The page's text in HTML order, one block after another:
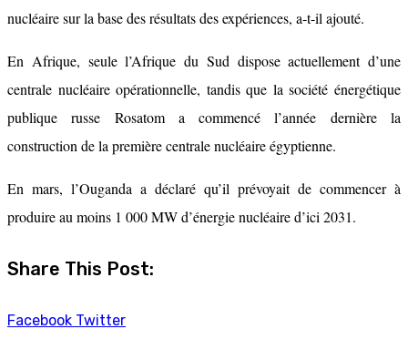
nucléaire sur la base des résultats des expériences, a-t-il ajouté.
En Afrique, seule l’Afrique du Sud dispose actuellement d’une
centrale nucléaire opérationnelle, tandis que la société énergétique
publique russe Rosatom a commencé l’année dernière la
construction de la première centrale nucléaire égyptienne.
En mars, l’Ouganda a déclaré qu’il prévoyait de commencer à
produire au moins 1 000 MW d’énergie nucléaire d’ici 2031.
Share This Post:
Facebook Twitter